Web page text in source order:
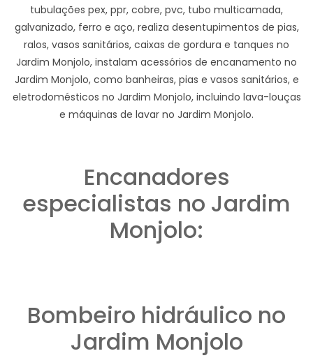
tubulações pex, ppr, cobre, pvc, tubo multicamada,
galvanizado, ferro e aço, realiza desentupimentos de pias,
ralos, vasos sanitários, caixas de gordura e tanques no
Jardim Monjolo, instalam acessórios de encanamento no
Jardim Monjolo, como banheiras, pias e vasos sanitários, e
eletrodomésticos no Jardim Monjolo, incluindo lava-louças
e máquinas de lavar no Jardim Monjolo.
Encanadores
especialistas no Jardim
Monjolo:
Bombeiro hidráulico no
Jardim Monjolo